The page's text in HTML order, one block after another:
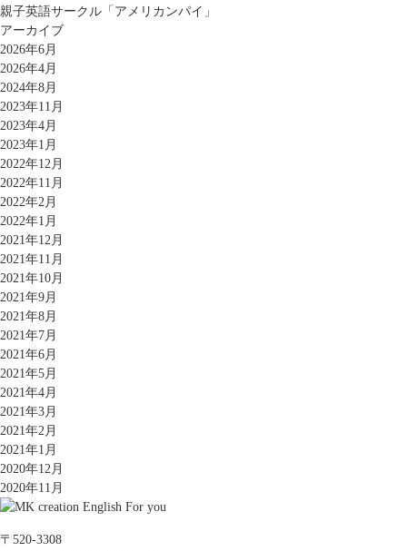
親子英語サークル「アメリカンパイ」
アーカイブ
2026年6月
2026年4月
2024年8月
2023年11月
2023年4月
2023年1月
2022年12月
2022年11月
2022年2月
2022年1月
2021年12月
2021年11月
2021年10月
2021年9月
2021年8月
2021年7月
2021年6月
2021年5月
2021年4月
2021年3月
2021年2月
2021年1月
2020年12月
2020年11月
〒520-3308